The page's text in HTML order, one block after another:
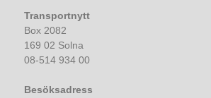
Transportnytt
Box 2082
169 02 Solna
08-514 934 00
Besöksadress